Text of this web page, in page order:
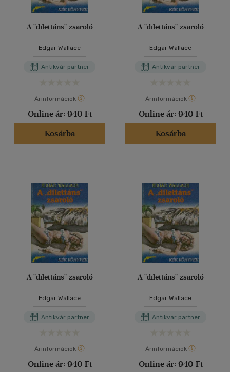
A "dilettáns" zsaroló
Edgar Wallace
Antikvár partner
Árinformációk
Online ár: 940 Ft
Kosárba
A "dilettáns" zsaroló
Edgar Wallace
Antikvár partner
Árinformációk
Online ár: 940 Ft
Kosárba
A "dilettáns" zsaroló
Edgar Wallace
Antikvár partner
Árinformációk
Online ár: 940 Ft
A "dilettáns" zsaroló
Edgar Wallace
Antikvár partner
Árinformációk
Online ár: 940 Ft